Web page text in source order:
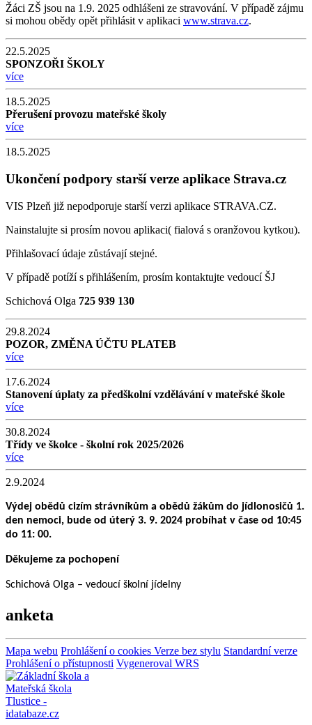
Žáci ZŠ jsou na 1.9. 2025 odhlášeni ze stravování. V případě zájmu
si mohou obědy opět přihlásit v aplikaci www.strava.cz.
22.5.2025
SPONZOŘI ŠKOLY
více
18.5.2025
Přerušení provozu mateřské školy
více
18.5.2025
Ukončení podpory starší verze aplikace Strava.cz
VIS Plzeň již nepodporuje starší verzi aplikace STRAVA.CZ.
Nainstalujte si prosím novou aplikaci( fialová s oranžovou kytkou).
Přihlašovací údaje zůstávají stejné.
V případě potíží s přihlášením, prosím kontaktujte vedoucí ŠJ
Schichová Olga 725 939 130
29.8.2024
POZOR, ZMĚNA ÚČTU PLATEB
více
17.6.2024
Stanovení úplaty za předškolní vzdělávání v mateřské škole
více
30.8.2024
Třídy ve školce - školní rok 2025/2026
více
2.9.2024
Výdej obědů cizím strávníkům a obědů žákům do jídlonosičů 1.
den nemoci, bude od úterý 3. 9. 2024 probíhat v čase od 10:45
do 11: 00.
Děkujeme za pochopení
Schichová Olga – vedoucí školní jídelny
anketa
Mapa webu Prohlášení o cookies Verze bez stylu Standardní verze
Prohlášení o přístupnosti Vygeneroval WRS